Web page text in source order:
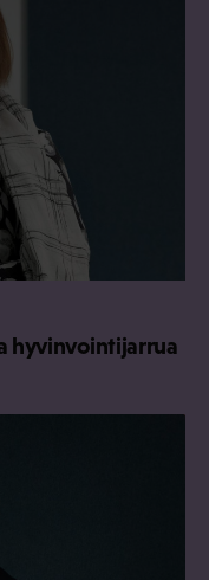
hyvinvointijarrua